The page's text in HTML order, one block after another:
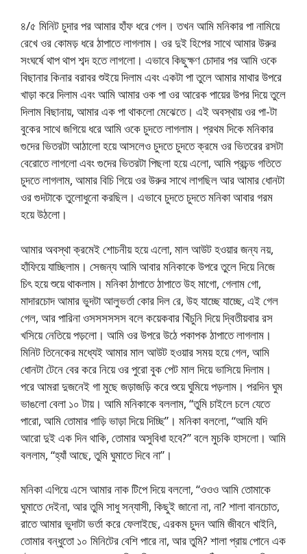
৪/৫ মিনিট চুদার পর আমার হাঁফ ধরে গেল। তখন আমি মনিকার পা নামিয়ে
রেখে ওর কোমড় ধরে ঠাপাতে লাগলাম। ওর দুই হিপের সাথে আমার উরুর
সংঘর্ষে থাপ থাপ শব্দ হতে লাগলো। এভাবে কিছুক্ষণ চোদার পর আমি ওকে
বিছানার কিনার বরাবর শুইয়ে দিলাম এবং একটা পা তুলে আমার মাথার উপরে
খাড়া করে দিলাম এবং আমি আমার ওক পা ওর আরেক পায়ের উপর দিয়ে তুলে
দিলাম বিছানায়, আমার এক পা থাকলো মেঝেতে। এই অবস্থায় ওর পা-টা
বুকের সাথে জগিয়ে ধরে আমি ওকে চুদতে লাগলাম। প্রথম দিকে মনিকার
গুদের ভিতরটা আঠালো হয়ে আসলেও চুদতে চুদতে ক্রমে ওর ভিতরের রসটা
বেরোতে লাগলো এবং গুদের ভিতরটা পিছলা হয়ে এলো, আমি প্রচন্ড গতিতে
চুদতে লাগলাম, আমার বিচি গিয়ে ওর উরুর সাথে লাগছিল আর আমার ধোনটা
ওর গুদটাকে তুলোধুনো করছিল। এভাবে চুদতে চুদতে মনিকা আবার গরম
হয়ে উঠলো।
আমার অবস্থা ক্রমেই শোচনীয় হয়ে এলো, মাল আউট হওয়ার জন্য নয়,
হাঁফিয়ে যাচ্ছিলাম। সেজন্য আমি আবার মনিকাকে উপরে তুলে দিয়ে নিজে
চিৎ হয়ে শুয়ে থাকলাম। মনিকা ঠাপাতে ঠাপাতে উহ মাগো, গেলাম গো,
মাদারচোদ আমার ভুদটা আলুভর্তা কোর দিল রে, উহ যাচ্ছে যাচ্ছে, এই গেল
গেল, আর পারিনা ওসসসসসস বলে কয়েকবার খিঁচুনি দিয়ে দ্বিতীয়বার রস
খসিয়ে নেতিয়ে পড়লো। আমি ওর উপরে উঠে পকাপক ঠাপাতে লাগলাম।
মিনিট তিনেকের মধ্যেই আমার মাল আউট হওয়ার সময় হয়ে গেল, আমি
ধোনটা টেনে বের করে নিয়ে ওর পুরো বুক পেট মাল দিয়ে ভাসিয়ে দিলাম।
পরে আমরা দুজনেই গা মুছে জড়াজড়ি করে শুয়ে ঘুমিয়ে পড়লাম। পরদিন ঘুম
ভাঙলো বেলা ১০ টায়। আমি মনিকাকে বললাম, “তুমি চাইলে চলে যেতে
পারো, আমি তোমার গাড়ি ভাড়া দিয়ে দিচ্ছি”। মনিকা বললো, “আমি যদি
আরো দুই এক দিন থাকি, তোমার অসুবিধা হবে?” বলে মুচকি হাসলো। আমি
বললাম, “হ্যাঁ আছে, তুমি ঘুমাতে দিবে না”।
মনিকা এগিয়ে এসে আমার নাক টিপে দিয়ে বললো, “ওওও আমি তোমাকে
ঘুমাতে দেইনা, আর তুমি সাধু সন্যাসী, কিছুই জানো না, না? শালা বানচোত,
রাতে আমার ভুদাটা ভর্তা করে ফেলাইছে, এরকম চুদন আমি জীবনে খাইনি,
তোমার বন্ধুতো ১০ মিনিটের বেশি পারে না, আর তুমি? শালা প্রায় পোনে এক